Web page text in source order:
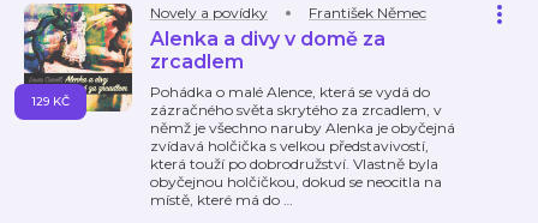
Novely a povídky František Němec
Alenka a divy v domě za
zrcadlem
Pohádka o malé Alence, která se vydá do
zázračného světa skrytého za zrcadlem, v
němž je všechno naruby Alenka je obyčejná
zvídavá holčička s velkou představivostí,
která touží po dobrodružství. Vlastně byla
obyčejnou holčičkou, dokud se neocitla na
místě, které má do …
129 KČ